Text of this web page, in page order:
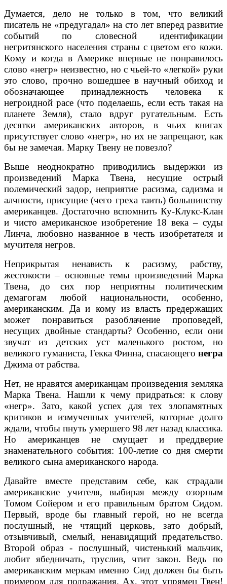
Думается, дело не только в том, что великий
писатель не «предугадал» на сто лет вперед развитие
событий по словесной идентификации
негритянского населения страны с цветом его кожи.
Кому и когда в Америке впервые не понравилось
слово «негр» неизвестно, но с чьей-то «легкой» руки
это слово, прочно вошедшее в научный обиход и
обозначающее принадлежность человека к
негроидной расе (что поделаешь, если есть такая на
планете Земля), стало вдруг ругательным. Есть
десятки американских авторов, в чьих книгах
присутствует слово «негр», но их не запрещают, как
бы не замечая. Марку Твену не повезло?
Выше неоднократно приводились выдержки из
произведений Марка Твена, несущие острый
полемический задор, неприятие расизма, садизма и
алчности, присущие (чего греха таить) большинству
американцев. Достаточно вспомнить Ку-Клукс-Клан
и чисто американское изобретение 18 века – суды
Линча, любовно названное в честь изобретателя и
мучителя негров.
Неприкрытая ненависть к расизму, рабству,
жестокости – основные темы произведений Марка
Твена, до сих пор неприятны политическим
демагогам любой национальности, особенно,
американским. Да и кому из власть предержащих
может понравиться разоблачение проповедей,
несущих двойные стандарты? Особенно, если они
звучат из детских уст маленького ростом, но
великого гуманиста, Гекка Финна, спасающего негра
Джима от рабства.
Нет, не нравятся американцам произведения земляка
Марка Твена. Нашли к чему придраться: к слову
«негр». Зато, какой успех для тех злопамятных
критиков и измученных учителей, которые долго
ждали, чтобы пнуть умершего 98 лет назад классика.
Но американцев не смущает и преддверие
знаменательного события: 100-летие со дня смерти
великого сына американского народа.
Давайте вместе представим себе, как страдали
американские учителя, выбирая между озорным
Томом Сойером и его правильным братом Сидом.
Первый, вроде бы главный герой, но не всегда
послушный, не чтящий церковь, зато добрый,
отзывчивый, смелый, ненавидящий предательство.
Второй образ - послушный, чистенький мальчик,
любит ябедничать, труслив, чтит закон. Ведь по
американским меркам именно Сид должен бы быть
примером для подражания. Ах, этот упрямец Твен!